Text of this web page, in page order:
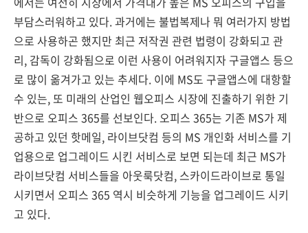
부담스러워하고 있다. 과거에는 불법복제나 뭐 여러가지 방법
으로 사용하곤 했지만 최근 저작권 관련 법령이 강화되고 관
리, 감독이 강화됨으로 이런 사용이 어려워지자 구글앱스 등으
로 많이 옮겨가고 있는 추세다. 이에 MS도 구글앱스에 대항할
수 있는, 또 미래의 산업인 웹오피스 시장에 진출하기 위한 기
반으로 오피스 365를 선보인다. 오피스 365는 기존 MS가 제
공하고 있던 핫메일, 라이브닷컴 등의 MS 개인화 서비스를 기
업용으로 업그레이드 시킨 서비스로 보면 되는데 최근 MS가
라이브닷컴 서비스들을 아웃룩닷컴, 스카이드라이브로 통일
시키면서 오피스 365 역시 비슷하게 기능을 업그레이드 시키
고 있다.